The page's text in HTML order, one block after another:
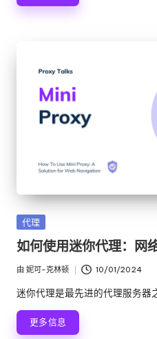
发
布
在
代理
如何使用迷你代理：网
发
布
由 妮可-克林顿 10/01/2024
迷你代理是最先进的代理服务器
更多信息